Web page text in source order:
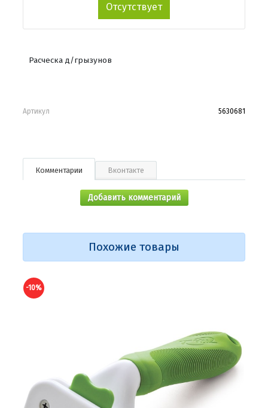
Отсутствует
Расческа д/грызунов
Артикул 5630681
Комментарии Вконтакте
Добавить комментарий
Похожие товары
-10%